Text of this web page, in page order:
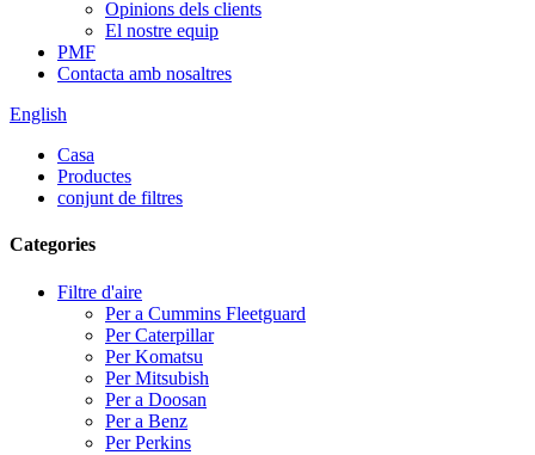
Opinions dels clients
El nostre equip
PMF
Contacta amb nosaltres
English
Casa
Productes
conjunt de filtres
Categories
Filtre d'aire
Per a Cummins Fleetguard
Per Caterpillar
Per Komatsu
Per Mitsubish
Per a Doosan
Per a Benz
Per Perkins